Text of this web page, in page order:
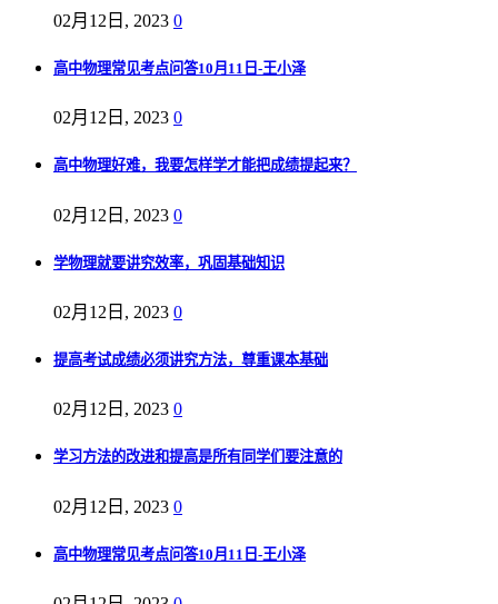
02月12日, 2023 0
高中物理常见考点问答10月11日-王小泽
02月12日, 2023 0
高中物理好难，我要怎样学才能把成绩提起来？
02月12日, 2023 0
学物理就要讲究效率，巩固基础知识
02月12日, 2023 0
提高考试成绩必须讲究方法，尊重课本基础
02月12日, 2023 0
学习方法的改进和提高是所有同学们要注意的
02月12日, 2023 0
高中物理常见考点问答10月11日-王小泽